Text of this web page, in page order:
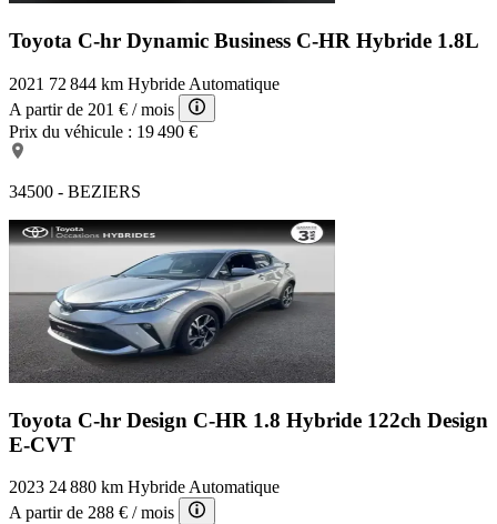
Toyota C-hr Dynamic Business C-HR Hybride 1.8L
2021 72 844 km Hybride Automatique
A partir de 201 € / mois
Prix du véhicule : 19 490 €
34500 - BEZIERS
Toyota C-hr Design C-HR 1.8 Hybride 122ch Design
E-CVT
2023 24 880 km Hybride Automatique
A partir de 288 € / mois